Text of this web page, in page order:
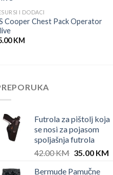
I DODACI
Cooper Chest Pack Operator
KM
Futrola za pištolj koja
se nosi za pojasom
spoljašnja futrola
42.00KM Original
35.00 KM
Bermude Pamučne